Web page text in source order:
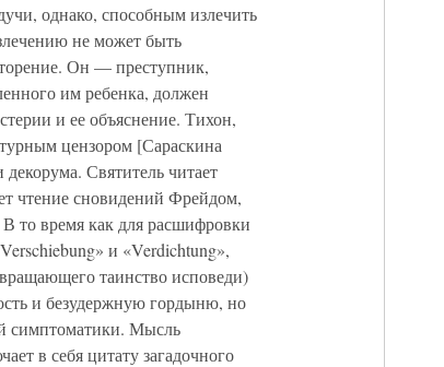
однако, способным излечить
не может быть
Он — преступник,
им ребенка, должен
и ее объяснение. Тихон,
цензором [Сараскина
Святитель читает
чтение сновидений Фрейдом,
то время как для расшифровки
и «Verdichtung»,
таинство исповеди)
и безудержную гордыню, но
симптоматики. Мысль
в себя цитату загадочного